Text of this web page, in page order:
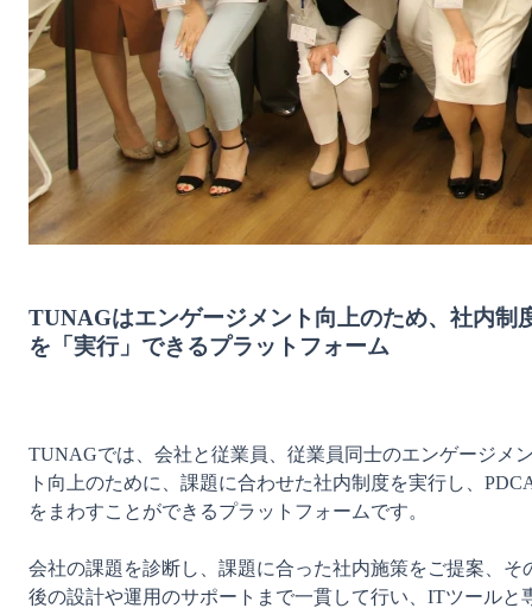
TUNAGはエンゲージメント向上のため、社内制
を「実行」できるプラットフォーム
TUNAGでは、会社と従業員、従業員同士のエンゲージメ
ト向上のために、課題に合わせた社内制度を実行し、
をまわすことができるプラットフォームです。
会社の課題を診断し、課題に合った社内施策をご提案、そ
後の設計や運用のサポートまで一貫して行い、ITツールと